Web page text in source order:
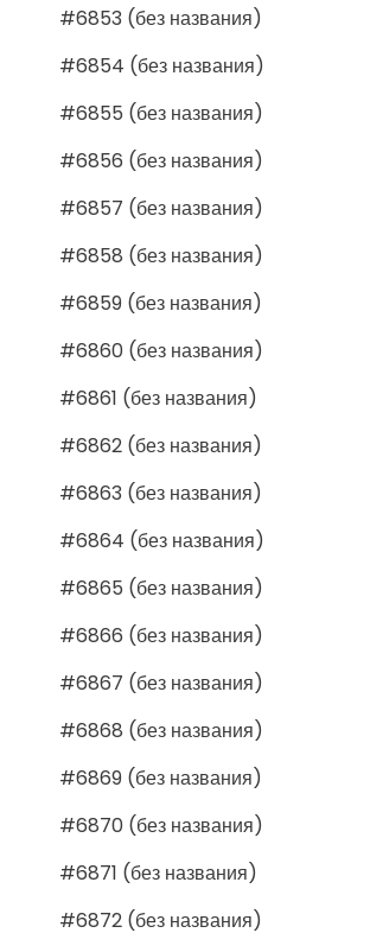
#6853 (без названия)
#6854 (без названия)
#6855 (без названия)
#6856 (без названия)
#6857 (без названия)
#6858 (без названия)
#6859 (без названия)
#6860 (без названия)
#6861 (без названия)
#6862 (без названия)
#6863 (без названия)
#6864 (без названия)
#6865 (без названия)
#6866 (без названия)
#6867 (без названия)
#6868 (без названия)
#6869 (без названия)
#6870 (без названия)
#6871 (без названия)
#6872 (без названия)